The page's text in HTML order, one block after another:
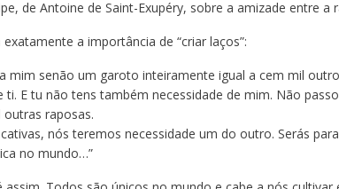
de Antoine de Saint-Exupéry, sobre a amizade entre a
a importância de “criar laços”:
mim senão um garoto inteiramente igual a cem mil
ti. E tu não tens também necessidade de mim. Não
raposas.
nós teremos necessidade um do outro. Serás
no mundo…”